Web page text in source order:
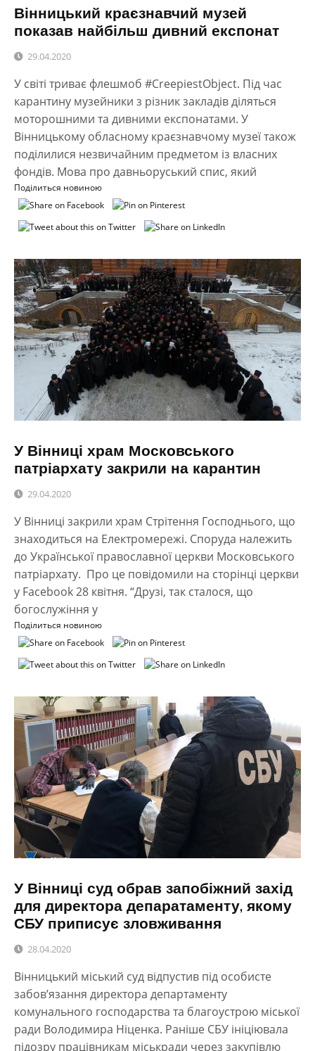
Вінницький краєзнавчий музей
показав найбільш дивний експонат
29.04.2020
У світі триває флешмоб #CreepiestObject. Під час
карантину музейники з різник закладів діляться
моторошними та дивними експонатами. У
Вінницькому обласному краєзнавчому музеї також
поділилися незвичайним предметом із власних
фондів. Мова про давньоруський спис, який
Поділиться новиною
У Вінниці храм Московського
патріархату закрили на карантин
29.04.2020
У Вінниці закрили храм Стрітення Господнього, що
знаходиться на Електромережі. Споруда належить
до Української православної церкви Московського
патріархату. Про це повідомили на сторінці церкви
у Facebook 28 квітня. “Друзі, так сталося, що
богослужіння у
Поділиться новиною
У Вінниці суд обрав запобіжний захід
для директора депаратаменту, якому
СБУ приписує зловживання
28.04.2020
Вінницький міський суд відпустив під особисте
забов’язання директора департаменту
комунального господарства та благоустрою міської
ради Володимира Ніценка. Раніше СБУ ініціювала
підозру працівникам міськради через закупівлю